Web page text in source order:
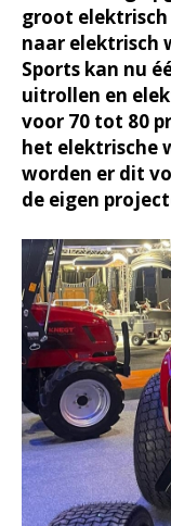
groot
naar elektrisch
Sports kan nu
uitrollen en
voor 70 tot 80
het elektrische
worden er dit
de eigen